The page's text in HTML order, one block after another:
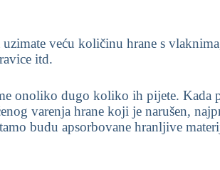
uzimate veću količinu hrane s
itd.
onoliko dugo koliko ih pijete. Kada
varenja hrane koji je narušen,
budu apsorbovane hranljive